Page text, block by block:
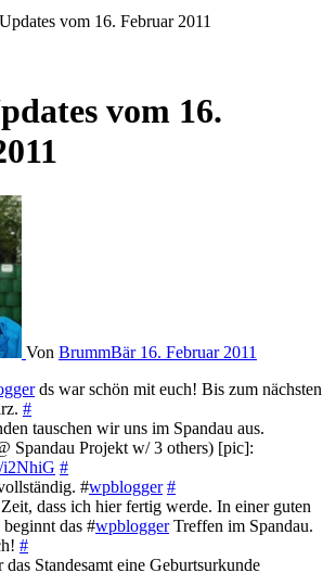
vom 16. Februar 2011
vom 16.
Von BrummBär 16. Februar 2011
ds war schön mit euch! Bis zum nächsten
#
tauschen wir uns im Spandau aus.
Spandau Projekt w/ 3 others) [pic]:
i2NhiG #
#wpblogger #
dass ich hier fertig werde. In einer guten
das #wpbloggerTreffen im Spandau.
#
Standesamt eine Geburtsurkunde